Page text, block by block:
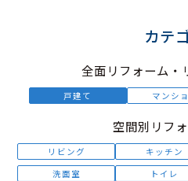
カテ
全面リフォーム・
戸建て マンシ
空間別リフ
リビング キッチン
洗面室
トイレ